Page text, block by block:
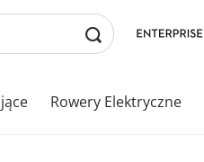
Rowery Elektryczne